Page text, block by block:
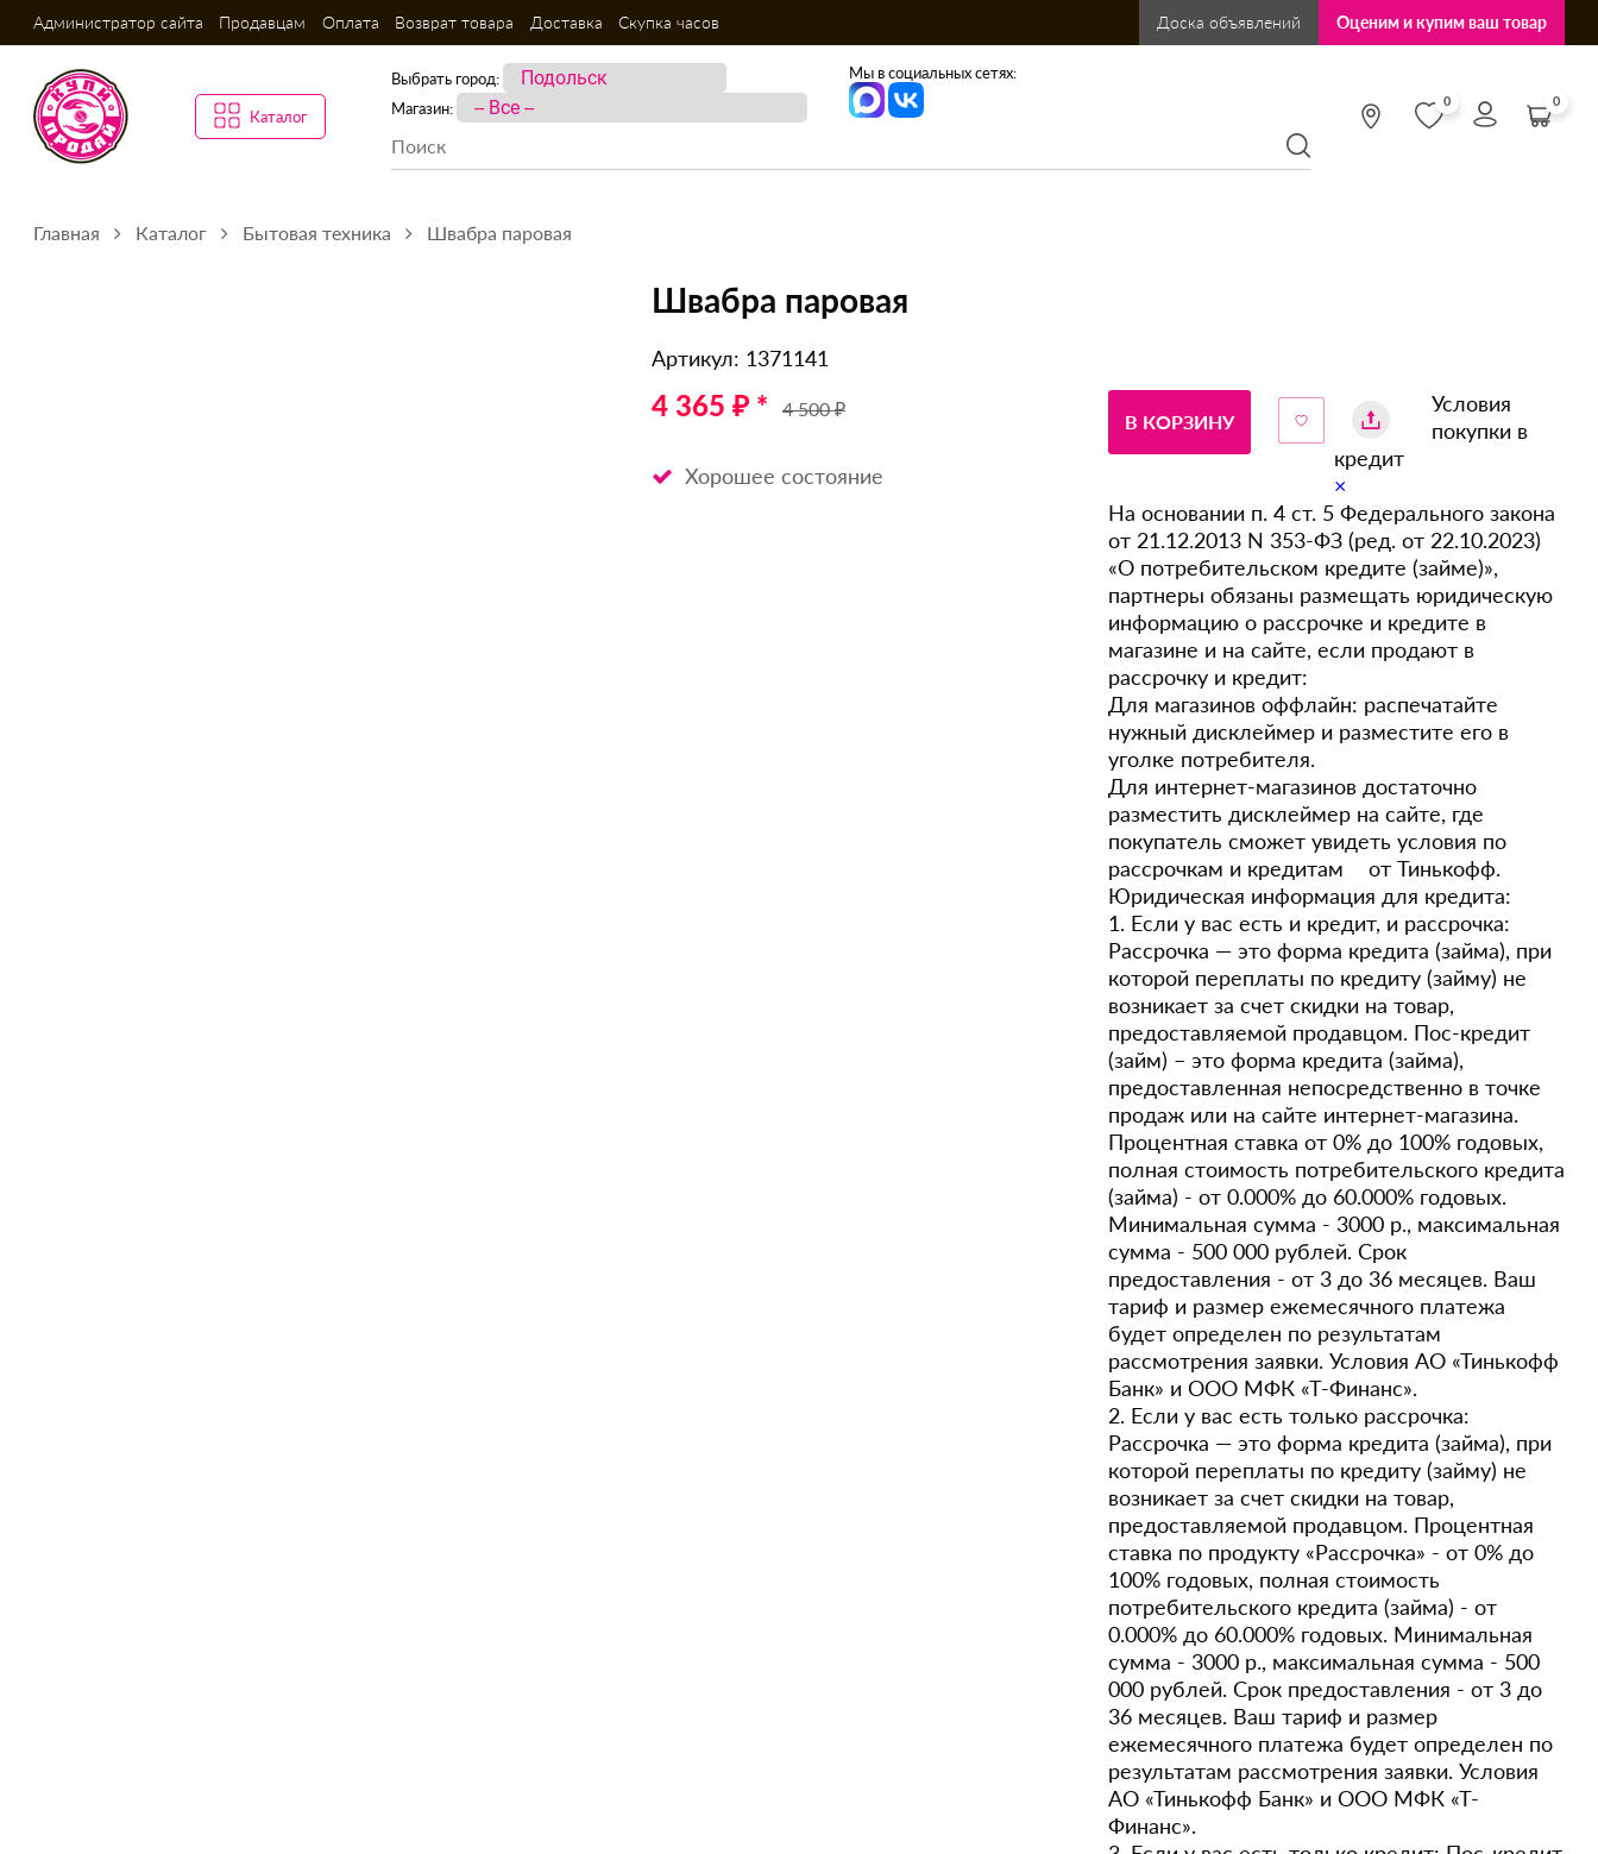
Администратор сайта Продавцам Оплата Возврат товара Доставка Скупка часов Доска объявлений Оценим и купим ваш товар
Каталог
Выбрать город:
Магазин:
Мы в социальных сетях:
0 0
Главная Каталог Бытовая техника Швабра паровая
Швабра паровая
Артикул: 1371141
4 365 ₽ * 4 500 ₽
Хорошее состояние
В КОРЗИНУ
Условия
покупки в
кредит
×
На основании п. 4 ст. 5 Федерального закона
от 21.12.2013 N 353-ФЗ (ред. от 22.10.2023)
«О потребительском кредите (займе)»,
партнеры обязаны размещать юридическую
информацию о рассрочке и кредите в
магазине и на сайте, если продают в
рассрочку и кредит:
Для магазинов оффлайн: распечатайте
нужный дисклеймер и разместите его в
уголке потребителя.
Для интернет-магазинов достаточно
разместить дисклеймер на сайте, где
покупатель сможет увидеть условия по
рассрочкам и кредитам от Тинькофф.
Юридическая информация для кредита:
1. Если у вас есть и кредит, и рассрочка:
Рассрочка — это форма кредита (займа), при
которой переплаты по кредиту (займу) не
возникает за счет скидки на товар,
предоставляемой продавцом. Пос-кредит
(займ) – это форма кредита (займа),
предоставленная непосредственно в точке
продаж или на сайте интернет-магазина.
Процентная ставка от 0% до 100% годовых,
полная стоимость потребительского кредита
(займа) - от 0.000% до 60.000% годовых.
Минимальная сумма - 3000 р., максимальная
сумма - 500 000 рублей. Срок
предоставления - от 3 до 36 месяцев. Ваш
тариф и размер ежемесячного платежа
будет определен по результатам
рассмотрения заявки. Условия АО «Тинькофф
Банк» и ООО МФК «Т-Финанс».
2. Если у вас есть только рассрочка:
Рассрочка — это форма кредита (займа), при
которой переплаты по кредиту (займу) не
возникает за счет скидки на товар,
предоставляемой продавцом. Процентная
ставка по продукту «Рассрочка» - от 0% до
100% годовых, полная стоимость
потребительского кредита (займа) - от
0.000% до 60.000% годовых. Минимальная
сумма - 3000 р., максимальная сумма - 500
000 рублей. Срок предоставления - от 3 до
36 месяцев. Ваш тариф и размер
ежемесячного платежа будет определен по
результатам рассмотрения заявки. Условия
АО «Тинькофф Банк» и ООО МФК «Т-
Финанс».